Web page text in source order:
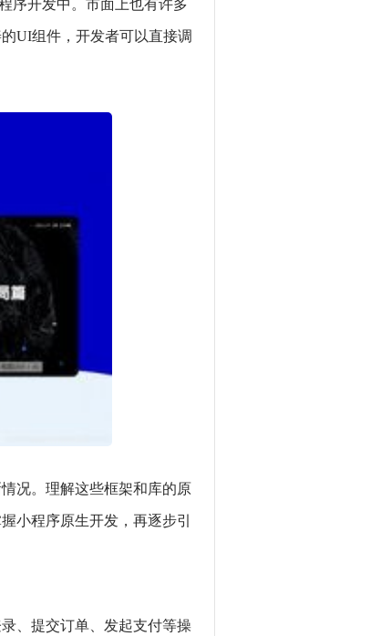
序开发中。市面上也有许多
UI组件，开发者可以直接调
况。理解这些框架和库的原
小程序原生开发，再逐步引
、提交订单、发起支付等操